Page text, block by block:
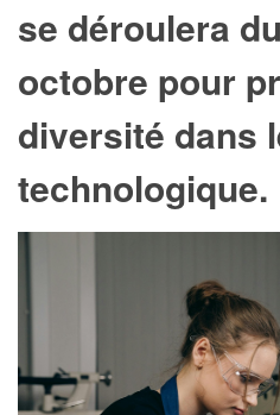
se déroulera
octobre pour
diversité dans
technologique.